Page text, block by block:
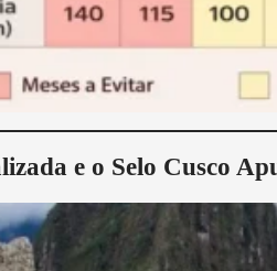
e o Selo Cusco